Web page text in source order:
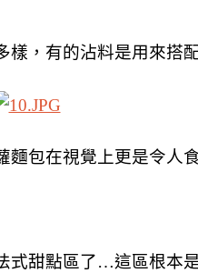
樣，有的沾料是用來搭
麵包在視覺上更是令人
式甜點區了…這區根本